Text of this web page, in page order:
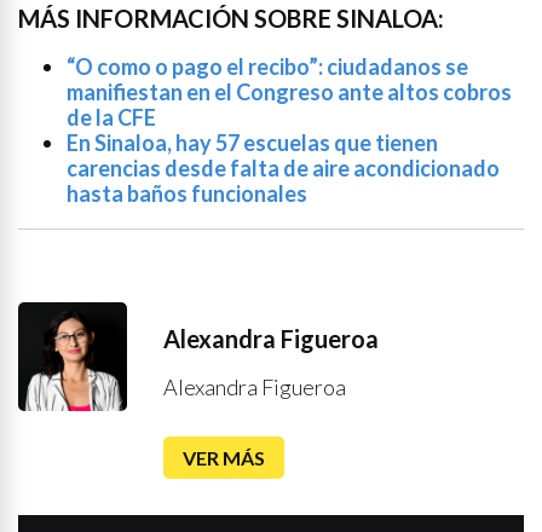
MÁS INFORMACIÓN SOBRE SINALOA:
“O como o pago el recibo”: ciudadanos se
manifiestan en el Congreso ante altos cobros
de la CFE
En Sinaloa, hay 57 escuelas que tienen
carencias desde falta de aire acondicionado
hasta baños funcionales
Alexandra Figueroa
Alexandra Figueroa
VER MÁS